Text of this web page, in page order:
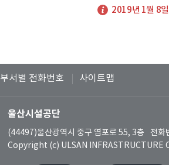
2019년 1월 8
부서별 전화번호 사이트맵
울산시설공단
(44497)울산광역시 중구 염포로 55, 3층 전화
Copyright (c) ULSAN INFRASTRUCTURE